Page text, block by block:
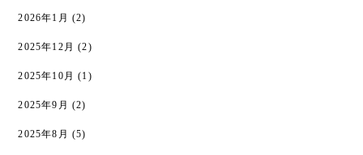
2026年1月 (2)
2025年12月 (2)
2025年10月 (1)
2025年9月 (2)
2025年8月 (5)